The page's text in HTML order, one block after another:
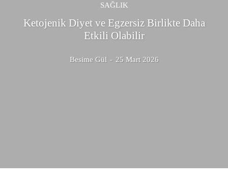
SAĞLIK
Ketojenik Diyet ve Egzersiz Birlikte Daha
Etkili Olabilir
Besime Gül - 25 Mart 2026